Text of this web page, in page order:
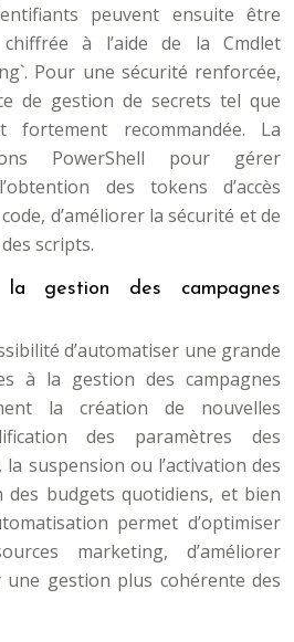
peuvent ensuite être
à l’aide de la Cmdlet
Pour une sécurité renforcée,
de gestion de secrets tel que
recommandée. La
PowerShell pour gérer
des tokens d’accès
d’améliorer la sécurité et de
scripts.
gestion des campagnes
d’automatiser une grande
à la gestion des campagnes
la création de nouvelles
des paramètres des
suspension ou l’activation des
des budgets quotidiens, et bien
permet d’optimiser
marketing, d’améliorer
une gestion plus cohérente des